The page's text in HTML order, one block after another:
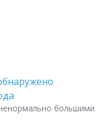
большими